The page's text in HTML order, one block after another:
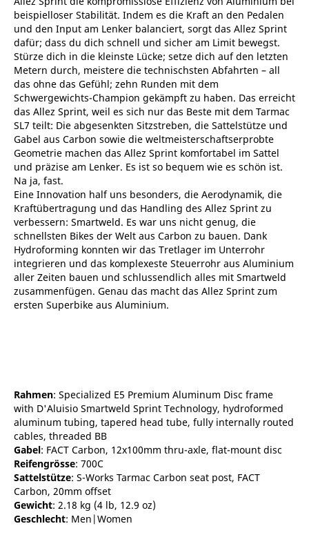
beispielloser Stabilität. Indem es die Kraft an den Pedalen
und den Input am Lenker balanciert, sorgt das Allez Sprint
dafür; dass du dich schnell und sicher am Limit bewegst.
Stürze dich in die kleinste Lücke; setze dich auf den letzten
Metern durch, meistere die technischsten Abfahrten – all
das ohne das Gefühl; zehn Runden mit dem
Schwergewichts-Champion gekämpft zu haben. Das erreicht
das Allez Sprint, weil es sich nur das Beste mit dem Tarmac
SL7 teilt: Die abgesenkten Sitzstreben, die Sattelstütze und
Gabel aus Carbon sowie die weltmeisterschaftserprobte
Geometrie machen das Allez Sprint komfortabel im Sattel
und präzise am Lenker. Es ist so bequem wie es schön ist.
Na ja, fast.
Eine Innovation half uns besonders, die Aerodynamik, die
Kraftübertragung und das Handling des Allez Sprint zu
verbessern: Smartweld. Es war uns nicht genug, die
schnellsten Bikes der Welt aus Carbon zu bauen. Dank
Hydroforming konnten wir das Tretlager im Unterrohr
integrieren und das komplexeste Steuerrohr aus Aluminium
aller Zeiten bauen und schlussendlich alles mit Smartweld
zusammenfügen. Genau das macht das Allez Sprint zum
ersten Superbike aus Aluminium.
Rahmen: Specialized E5 Premium Aluminum Disc frame
with D'Aluisio Smartweld Sprint Technology, hydroformed
aluminum tubing, tapered head tube, fully internally routed
cables, threaded BB
Gabel: FACT Carbon, 12x100mm thru-axle, flat-mount disc
Reifengrösse: 700C
Sattelstütze: S-Works Tarmac Carbon seat post, FACT
Carbon, 20mm offset
Gewicht: 2.18 kg (4 lb, 12.9 oz)
Geschlecht: Men|Women